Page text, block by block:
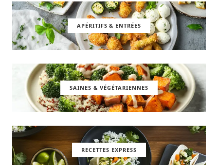
APÉRITIFS & ENTRÉES
SAINES & VÉGÉTARIENNES
RECETTES EXPRESS